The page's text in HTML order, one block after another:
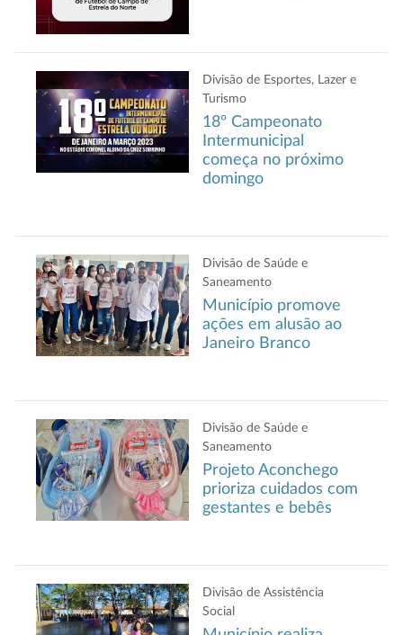
Divisão de Esportes, Lazer e
Turismo
18º Campeonato
Intermunicipal
começa no próximo
domingo
Divisão de Saúde e
Saneamento
Município promove
ações em alusão ao
Janeiro Branco
Divisão de Saúde e
Saneamento
Projeto Aconchego
prioriza cuidados com
gestantes e bebês
Divisão de Assistência
Social